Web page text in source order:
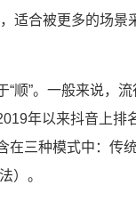
适合被更多的场景
顺”。一般来说，
年以来抖音上排
在三种模式中：传
）。